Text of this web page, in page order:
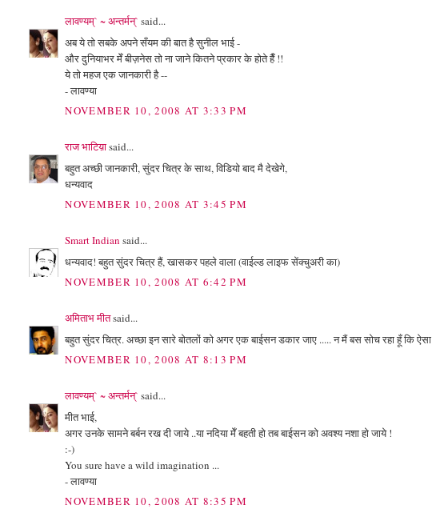
लावण्यम्` ~ अन्तर्मन्` said...
अब ये तो सबके अपने सँयम की बात है सुनील भाई -
और दुनियाभर मेँ बीज़नेस तो ना जाने कितने प्रकार के होते हैँ !!
ये तो महज एक जानकारी है --
- लावण्या
NOVEMBER 10, 2008 AT 3:33 PM
राज भाटिय़ाsaid...
बहुत अच्छी जानकारी, सुंदर चित्र के साथ, विडियो बाद मै देखेगे,
धन्यवाद
NOVEMBER 10, 2008 AT 3:45 PM
Smart Indian said...
धन्यवाद! बहुत सुंदर चित्र हैं, खासकर पहले वाला (वाईल्ड लाइफ सेंक्चुअरी का)
NOVEMBER 10, 2008 AT 6:42 PM
अमिताभ मीतsaid...
बहुत सुंदर चित्र. अच्छा इन सारे बोतलों को अगर एक बाईसन डकार जाए ..... न मैं बस सोच रहा हूँ कि ऐसा
NOVEMBER 10, 2008 AT 8:13 PM
लावण्यम्` ~ अन्तर्मन्` said...
मीत भाई,
अगर उनके सामने बर्बन रख दी जाये ..या नदिया मेँ बहती हो तब बाईसन को अवश्य नशा हो जाये !
:-)
You sure have a wild imagination ...
- लावण्या
NOVEMBER 10, 2008 AT 8:35 PM